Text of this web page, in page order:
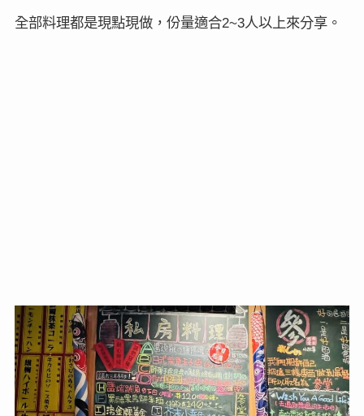
全部料理都是現點現做，份量適合2~3人以上來分享。